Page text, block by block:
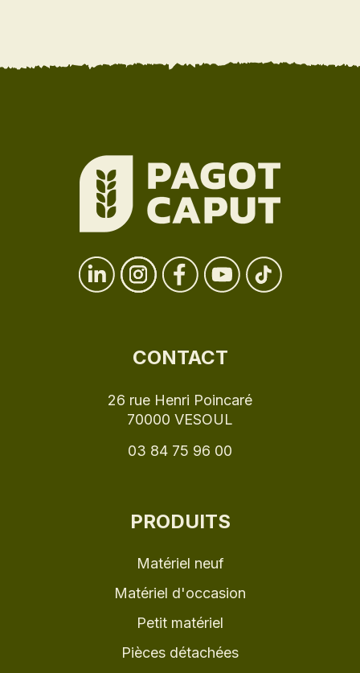
CONTACT
26 rue Henri Poincaré
70000 VESOUL
03 84 75 96 00
PRODUITS
Matériel neuf
Matériel d'occasion
Petit matériel
Pièces détachées